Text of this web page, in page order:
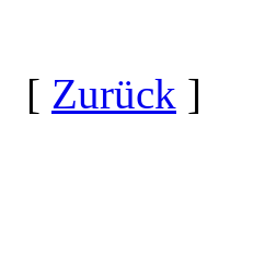
[ Zurück ]